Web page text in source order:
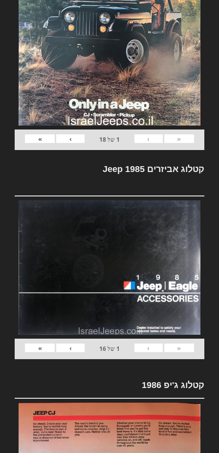
«
‹
1 של18
›
»
קטלוג אביזרים Jeep 1985
«
‹
1 של16
›
»
קטלוג ג'יפ 1986